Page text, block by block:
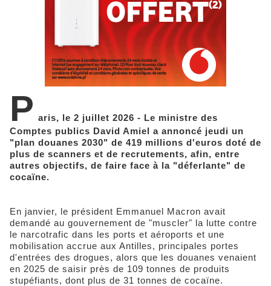
P aris, le 2 juillet 2026 - Le ministre des
Comptes publics David Amiel a annoncé jeudi un
"plan douanes 2030" de 419 millions d'euros doté de
plus de scanners et de recrutements, afin, entre
autres objectifs, de faire face à la "déferlante" de
cocaïne.
En janvier, le président Emmanuel Macron avait
demandé au gouvernement de "muscler" la lutte contre
le narcotrafic dans les ports et aéroports et une
mobilisation accrue aux Antilles, principales portes
d'entrées des drogues, alors que les douanes venaient
en 2025 de saisir près de 109 tonnes de produits
stupéfiants, dont plus de 31 tonnes de cocaïne.